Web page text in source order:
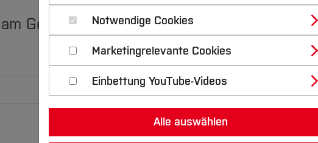
Gesundheitscampus
Notwendige Cookies
Marketingrelevante Cookies
Einbettung YouTube-Videos
Alle auswählen